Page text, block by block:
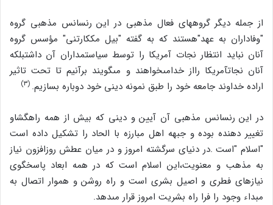
از جمله دیگر گروههاى فعال مذهبى در این رنسانس مذهبى گروه
"وفاداران به عهد"هستند که به گفته "بیل مک‏کارتنى" مؤسس گروه
آنان نباید انتظار نجات آمریکا را توسط سیاستمداران آن داشت‏بلکه
آنان نجات‏آمریکا رااز خدامى‏خواهند و مى‏گویند برآنیم تا تحت تاثیر
اراده خداوند جامعه خود را طبق نمونه دینى خود دوباره بسازیم. (۳)
در این رنسانس مذهبى آن آیین و دینى که بیش از همه راهگشاو
تغییر دهنده بوده و جبهه اهل مبارزه با الحاد را تشکیل داده است
"اسلام "است .در دنیاى سرگشته امروز و در میان عطش روزافزون نیاز
به مذهب و معنویت،این اسلام است که در همه ابعاد پاسخگوى
نیازهاى فطرى و اصیل بشرى است و راه روشن و هموار اتصال به
مبداء وجود را فرا راه بشریت امروز قرار مى‏دهد.